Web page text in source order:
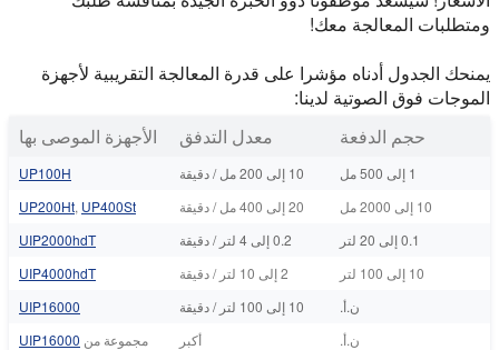
ومتطلبات المعالجة معك!
يمنحك الجدول أدناه مؤشرا على قدرة المعالجة التقريبية لأجهزة
الموجات فوق الصوتية لدينا:
حجم الدفعة
معدل التدفق الأجهزة الموصى بها
1 إلى 500 مل 10 إلى 200 مل / دقيقة
UP100H
10 إلى 2000 مل
20 إلى 400 مل / دقيقة UP200Ht, UP400St
0.1 إلى 20 لتر
0.2 إلى 4 لتر / دقيقة
UIP2000hdT
10 إلى 100 لتر
2 إلى 10 لتر / دقيقة
UIP4000hdT
ن.أ.
10 إلى 100 لتر / دقيقة
UIP16000
ن.أ.
أكبر مجموعة من UIP16000